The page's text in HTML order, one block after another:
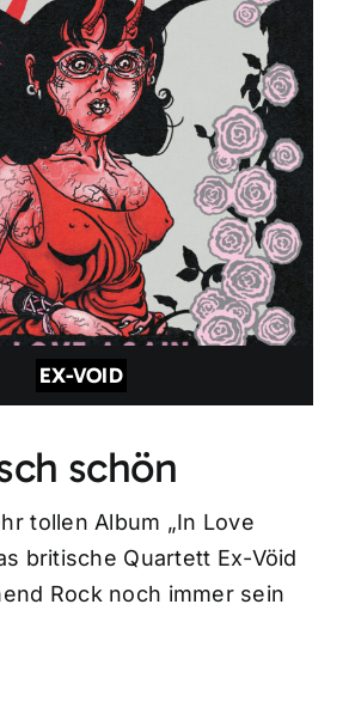
EX-VOID
schön
tollen Album „In Love
britische Quartett Ex-Vöid
Rock noch immer sein